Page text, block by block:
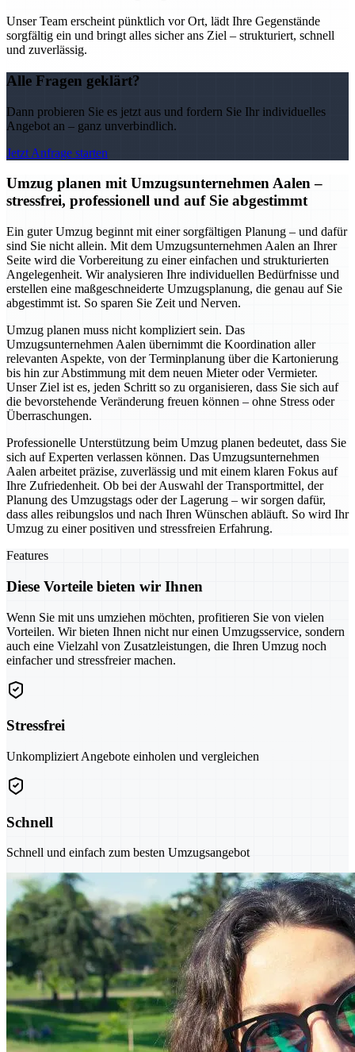
Unser Team erscheint pünktlich vor Ort, lädt Ihre Gegenstände
sorgfältig ein und bringt alles sicher ans Ziel – strukturiert, schnell
und zuverlässig.
Alle Fragen geklärt?
Dann probieren Sie es jetzt aus und fordern Sie Ihr individuelles
Angebot an – ganz unverbindlich.
Jetzt Anfrage starten
Umzug planen mit Umzugsunternehmen Aalen –
stressfrei, professionell und auf Sie abgestimmt
Ein guter Umzug beginnt mit einer sorgfältigen Planung – und dafür
sind Sie nicht allein. Mit dem Umzugsunternehmen Aalen an Ihrer
Seite wird die Vorbereitung zu einer einfachen und strukturierten
Angelegenheit. Wir analysieren Ihre individuellen Bedürfnisse und
erstellen eine maßgeschneiderte Umzugsplanung, die genau auf Sie
abgestimmt ist. So sparen Sie Zeit und Nerven.
Umzug planen muss nicht kompliziert sein. Das
Umzugsunternehmen Aalen übernimmt die Koordination aller
relevanten Aspekte, von der Terminplanung über die Kartonierung
bis hin zur Abstimmung mit dem neuen Mieter oder Vermieter.
Unser Ziel ist es, jeden Schritt so zu organisieren, dass Sie sich auf
die bevorstehende Veränderung freuen können – ohne Stress oder
Überraschungen.
Professionelle Unterstützung beim Umzug planen bedeutet, dass Sie
sich auf Experten verlassen können. Das Umzugsunternehmen
Aalen arbeitet präzise, zuverlässig und mit einem klaren Fokus auf
Ihre Zufriedenheit. Ob bei der Auswahl der Transportmittel, der
Planung des Umzugstags oder der Lagerung – wir sorgen dafür,
dass alles reibungslos und nach Ihren Wünschen abläuft. So wird Ihr
Umzug zu einer positiven und stressfreien Erfahrung.
Features
Diese Vorteile bieten wir Ihnen
Wenn Sie mit uns umziehen möchten, profitieren Sie von vielen
Vorteilen. Wir bieten Ihnen nicht nur einen Umzugsservice, sondern
auch eine Vielzahl von Zusatzleistungen, die Ihren Umzug noch
einfacher und stressfreier machen.
Stressfrei
Unkompliziert Angebote einholen und vergleichen
Schnell
Schnell und einfach zum besten Umzugsangebot